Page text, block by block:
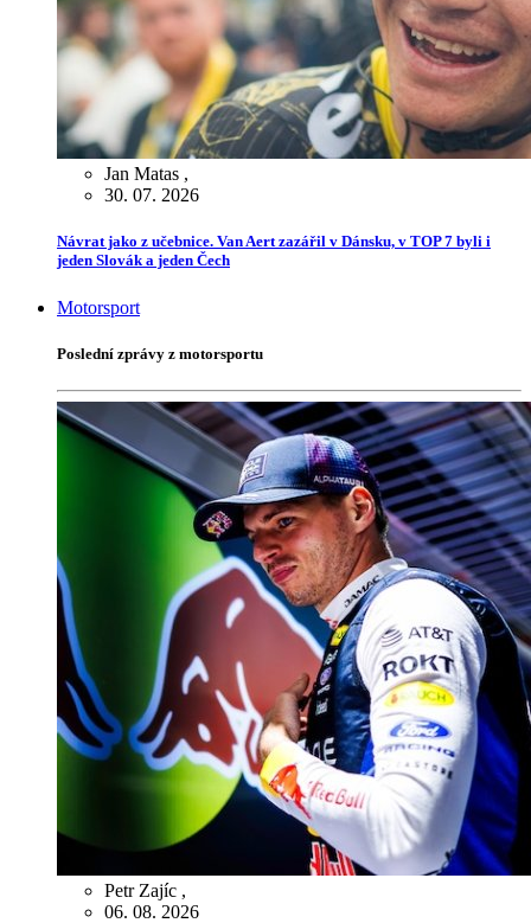
Jan Matas ,
30. 07. 2026
Návrat jako z učebnice. Van Aert zazářil v Dánsku, v TOP 7 byli i
jeden Slovák a jeden Čech
Motorsport
Poslední zprávy z motorsportu
Petr Zajíc ,
06. 08. 2026